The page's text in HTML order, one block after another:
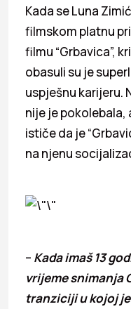
Kada se Luna
filmskom platnu
filmu “Grbavica”,
obasuli su je
uspješnu karijeru.
nije je pokolebala,
ističe da je
na njenu
– Kada imaš 13
vrijeme snimanja
tranziciji u kojoj